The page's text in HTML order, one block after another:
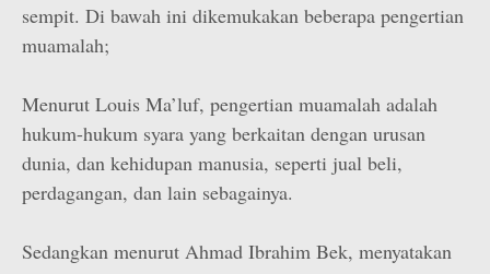
sempit. Di bawah ini dikemukakan beberapa pengertian
muamalah;
Menurut Louis Ma’luf, pengertian muamalah adalah
hukum-hukum syara yang berkaitan dengan urusan
dunia, dan kehidupan manusia, seperti jual beli,
perdagangan, dan lain sebagainya.
Sedangkan menurut Ahmad Ibrahim Bek, menyatakan